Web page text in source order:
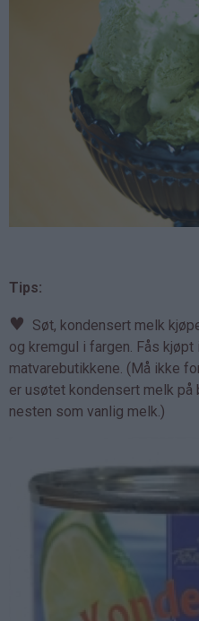
Tips:
♥ Søt, kondensert melk
og kremgul i fargen. Fås
matvarebutikkene. (Må ikke
er usøtet kondensert melk
nesten som vanlig melk.)